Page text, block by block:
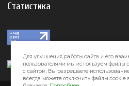
Статистика
Для улучшения работы сайта и его
пользователями мы используем файлы
с сайтом, Вы разрешаете
всегда можете отключить файлы cookie